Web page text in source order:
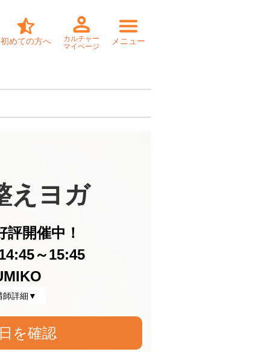
初めての方へ
カルチャー
マイページ
メニュー
えヨガ
評開催中！
～15:45
師詳細▼
を確認